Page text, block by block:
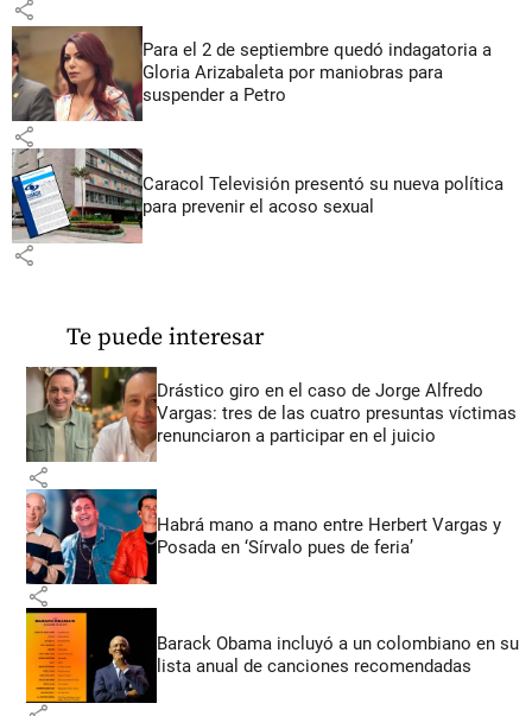
share
Para el 2 de septiembre quedó indagatoria a
Gloria Arizabaleta por maniobras para
suspender a Petro
share
Caracol Televisión presentó su nueva política
para prevenir el acoso sexual
share
Te puede interesar
Drástico giro en el caso de Jorge Alfredo
Vargas: tres de las cuatro presuntas víctimas
renunciaron a participar en el juicio
share
Habrá mano a mano entre Herbert Vargas y
Posada en ‘Sírvalo pues de feria’
share
Barack Obama incluyó a un colombiano en su
lista anual de canciones recomendadas